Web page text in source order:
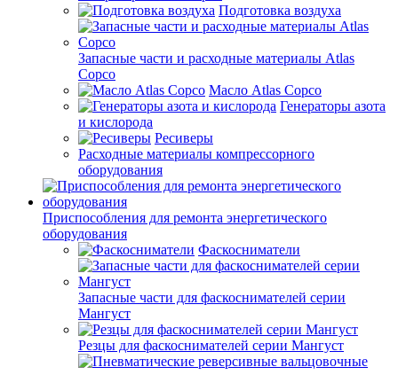
Подготовка воздуха
Запасные части и расходные материалы Atlas
Copco
Масло Atlas Copco
Генераторы азота
и кислорода
Ресиверы
Расходные материалы компрессорного
оборудования
Приспособления для ремонта энергетического
оборудования
Фаскосниматели
Запасные части для фаскоснимателей серии
Мангуст
Резцы для фаскоснимателей серии Мангуст